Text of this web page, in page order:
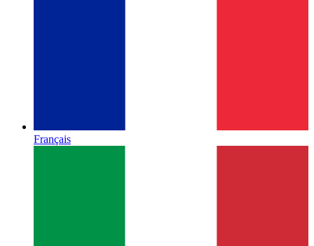
Français